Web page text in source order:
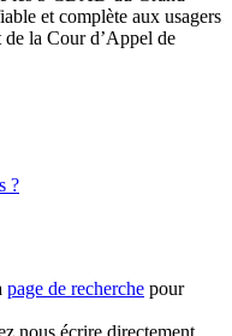
et complète aux usagers
la Cour d’Appel de
?
page de recherche pour
nous écrire directement